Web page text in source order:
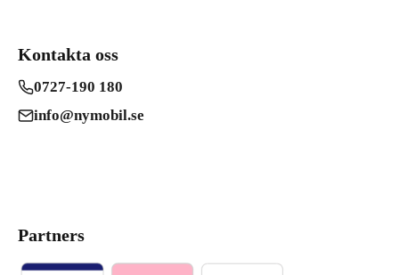
Kontakta oss
0727-190 180
info@nymobil.se
Partners